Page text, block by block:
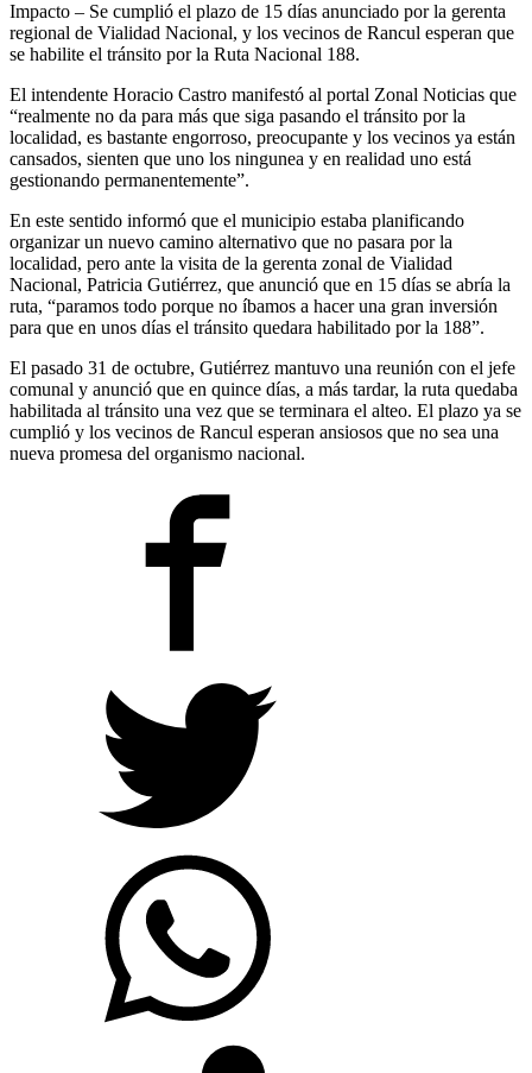
Impacto – Se cumplió el plazo de 15 días anunciado por la gerenta
regional de Vialidad Nacional, y los vecinos de Rancul esperan que
se habilite el tránsito por la Ruta Nacional 188.
El intendente Horacio Castro manifestó al portal Zonal Noticias que
“realmente no da para más que siga pasando el tránsito por la
localidad, es bastante engorroso, preocupante y los vecinos ya están
cansados, sienten que uno los ningunea y en realidad uno está
gestionando permanentemente”.
En este sentido informó que el municipio estaba planificando
organizar un nuevo camino alternativo que no pasara por la
localidad, pero ante la visita de la gerenta zonal de Vialidad
Nacional, Patricia Gutiérrez, que anunció que en 15 días se abría la
ruta, “paramos todo porque no íbamos a hacer una gran inversión
para que en unos días el tránsito quedara habilitado por la 188”.
El pasado 31 de octubre, Gutiérrez mantuvo una reunión con el jefe
comunal y anunció que en quince días, a más tardar, la ruta quedaba
habilitada al tránsito una vez que se terminara el alteo. El plazo ya se
cumplió y los vecinos de Rancul esperan ansiosos que no sea una
nueva promesa del organismo nacional.